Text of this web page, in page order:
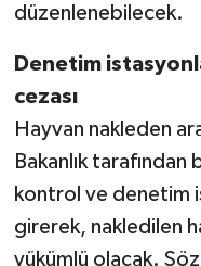
düzenlenebilecek.
Denetim
cezası
Hayvan nakleden
Bakanlık
kontrol ve denetim
girerek, nakledilen
yükümlü olacak.